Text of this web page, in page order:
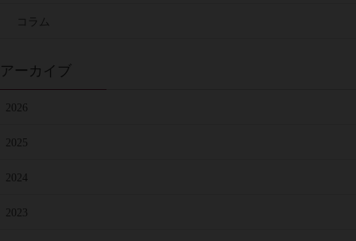
コラム
アーカイブ
2026
2025
2024
2023